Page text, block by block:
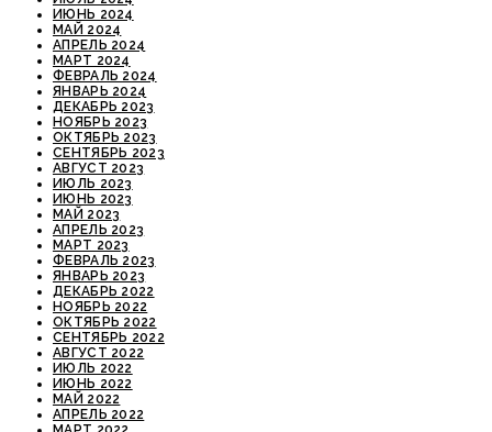
ИЮНЬ 2024
МАЙ 2024
АПРЕЛЬ 2024
МАРТ 2024
ФЕВРАЛЬ 2024
ЯНВАРЬ 2024
ДЕКАБРЬ 2023
НОЯБРЬ 2023
ОКТЯБРЬ 2023
СЕНТЯБРЬ 2023
АВГУСТ 2023
ИЮЛЬ 2023
ИЮНЬ 2023
МАЙ 2023
АПРЕЛЬ 2023
МАРТ 2023
ФЕВРАЛЬ 2023
ЯНВАРЬ 2023
ДЕКАБРЬ 2022
НОЯБРЬ 2022
ОКТЯБРЬ 2022
СЕНТЯБРЬ 2022
АВГУСТ 2022
ИЮЛЬ 2022
ИЮНЬ 2022
МАЙ 2022
АПРЕЛЬ 2022